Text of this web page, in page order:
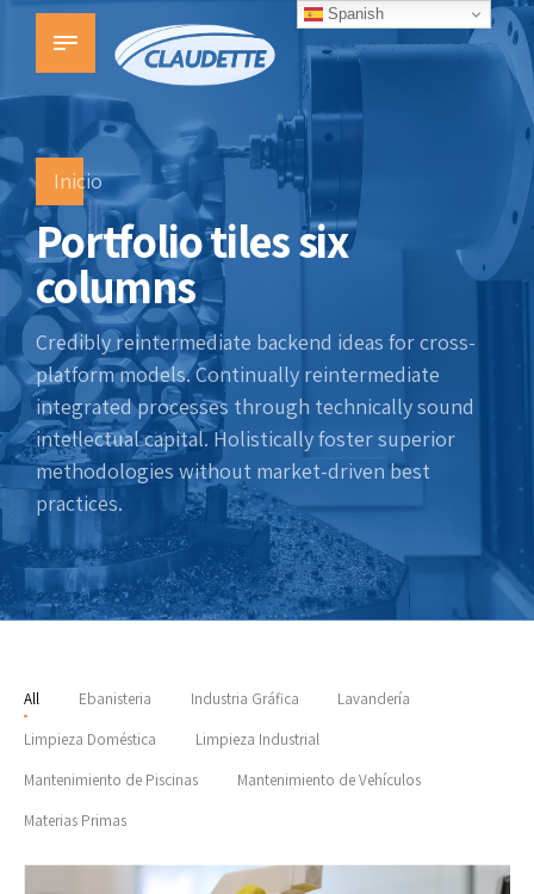
Inicio
Portfolio tiles six
columns
Credibly reintermediate backend ideas for cross-
platform models. Continually reintermediate
integrated processes through technically sound
intellectual capital. Holistically foster superior
methodologies without market-driven best
practices.
All Ebanisteria Industria Gráfica Lavandería
Limpieza Doméstica Limpieza Industrial
Mantenimiento de Piscinas Mantenimiento de Vehículos
Materias Primas
Spanish